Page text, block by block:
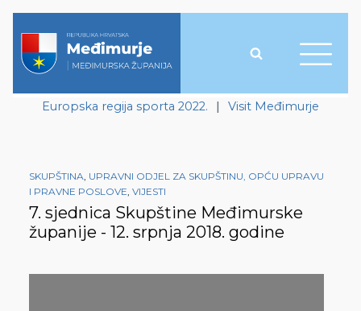
Europska regija sporta 2022. | Visit Međimurje
SKUPŠTINA, UPRAVNI ODJEL ZA SKUPŠTINU, OPĆU UPRAVU
I PRAVNE POSLOVE, VIJESTI
7. sjednica Skupštine Međimurske
županije - 12. srpnja 2018. godine